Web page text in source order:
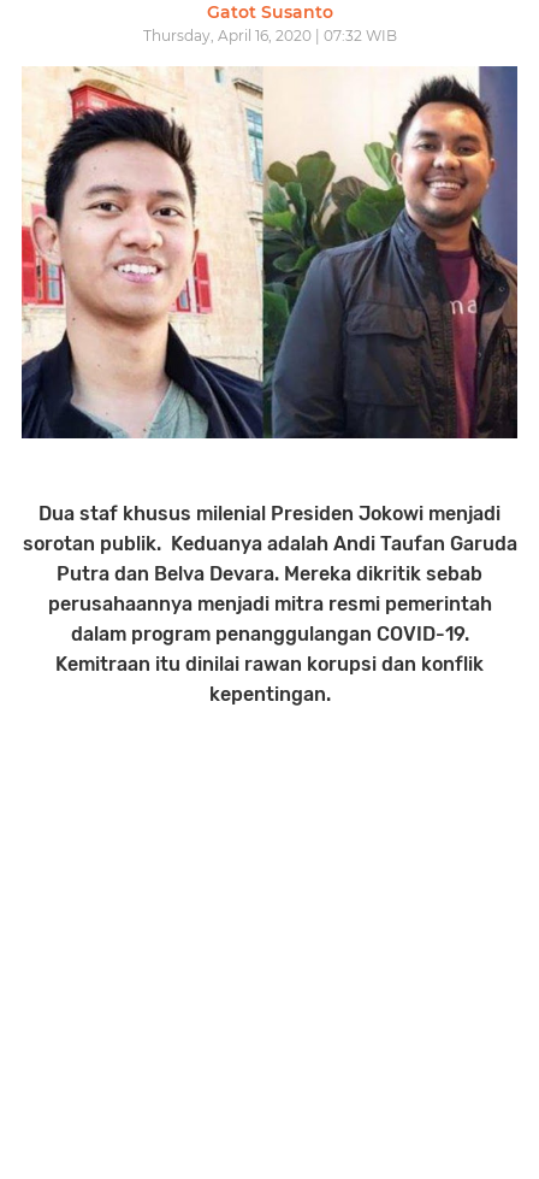
Gatot Susanto
Thursday, April 16, 2020 | 07:32 WIB
Dua staf khusus milenial Presiden Jokowi menjadi
sorotan publik. Keduanya adalah Andi Taufan Garuda
Putra dan Belva Devara. Mereka dikritik sebab
perusahaannya menjadi mitra resmi pemerintah
dalam program penanggulangan COVID-19.
Kemitraan itu dinilai rawan korupsi dan konflik
kepentingan.